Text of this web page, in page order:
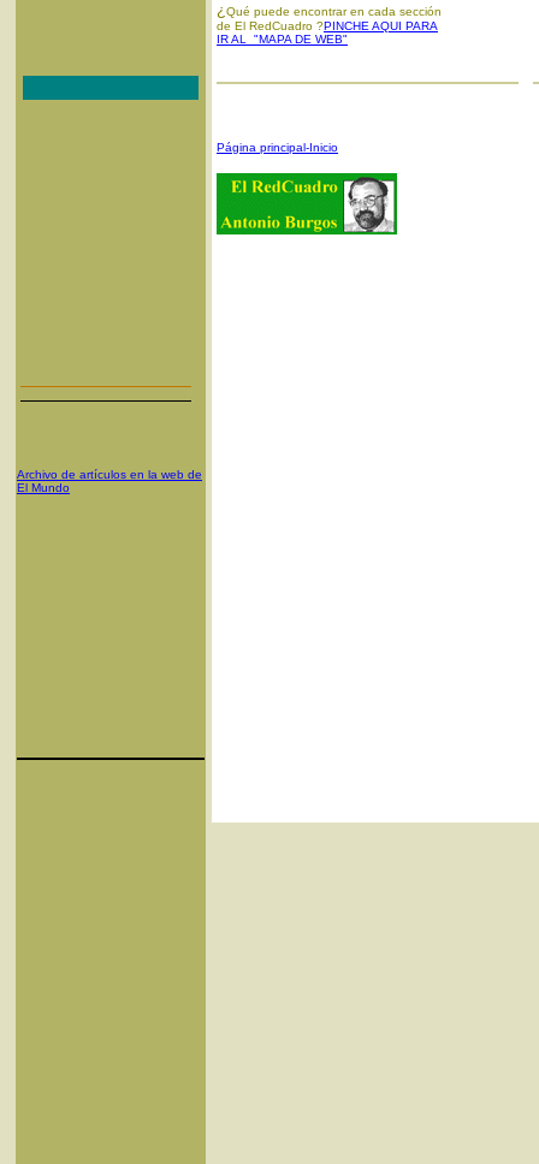
Archivo de artículos en la web de
El Mundo
¿ Qué puede encontrar en cada sección
de El RedCuadro ?PINCHE AQUI PARA
IR AL "MAPA DE WEB"
Página principal-Inicio